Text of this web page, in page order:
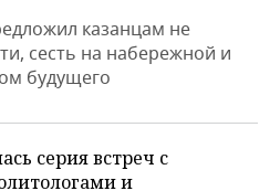
казанцам не
сесть на набережной и
будущего
серия встреч с
и